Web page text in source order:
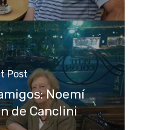
Post
Noemí
de Canclini